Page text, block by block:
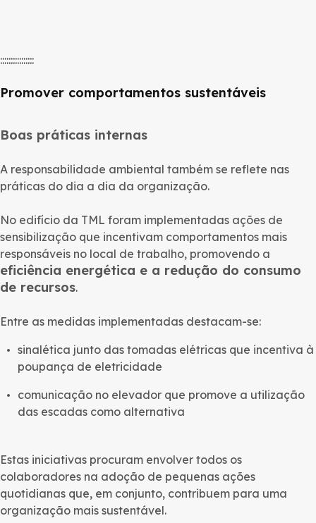
::::::::::::::::
Promover comportamentos sustentáveis
Boas práticas internas
A responsabilidade ambiental também se reflete nas
práticas do dia a dia da organização.
No edifício da TML foram implementadas ações de
sensibilização que incentivam comportamentos mais
responsáveis no local de trabalho, promovendo a
eficiência energética e a redução do consumo
de recursos.
Entre as medidas implementadas destacam-se:
sinalética junto das tomadas elétricas que incentiva à
poupança de eletricidade
comunicação no elevador que promove a utilização
das escadas como alternativa
Estas iniciativas procuram envolver todos os
colaboradores na adoção de pequenas ações
quotidianas que, em conjunto, contribuem para uma
organização mais sustentável.